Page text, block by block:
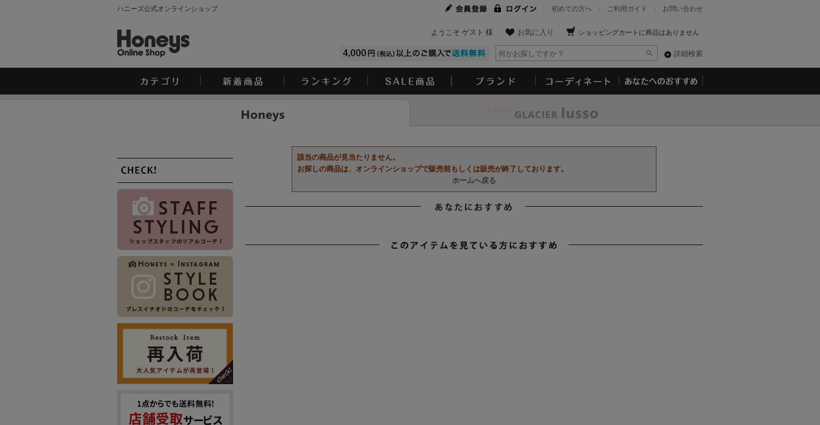
ハニーズ公式オンラインショップ お問い合わせ
ご利用ガイド
初めての方へ
ショッピングカートに商品はありません
お気に入り
ようこそ ゲスト 様
詳細検索
該当の商品が見当たりません。
お探しの商品は、オンラインショップで販売前もしくは販売が終了しております。
ホームへ戻る